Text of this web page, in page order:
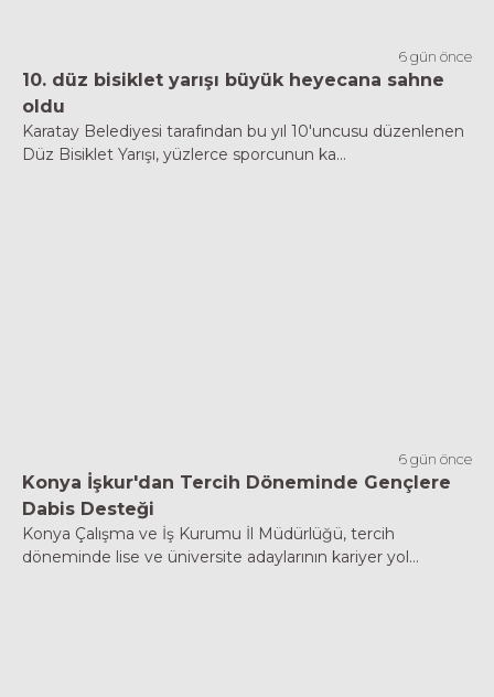
6 gün önce
10. düz bisiklet yarışı büyük heyecana sahne
oldu
Karatay Belediyesi tarafından bu yıl 10'uncusu düzenlenen
Düz Bisiklet Yarışı, yüzlerce sporcunun ka...
6 gün önce
Konya İşkur'dan Tercih Döneminde Gençlere
Dabis Desteği
Konya Çalışma ve İş Kurumu İl Müdürlüğü, tercih
döneminde lise ve üniversite adaylarının kariyer yol...